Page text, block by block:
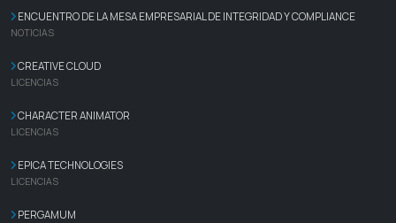
ENCUENTRO DE LA MESA EMPRESARIAL DE INTEGRIDAD Y COMPLIANCE
NOTICIAS
CREATIVE CLOUD
LICENCIAS
CHARACTER ANIMATOR
LICENCIAS
EPICA TECHNOLOGIES
LICENCIAS
PERGAMUM